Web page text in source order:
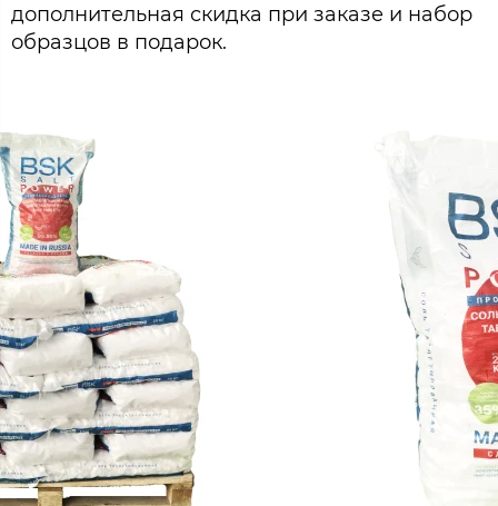
дополнительная скидка при заказе и набор
образцов в подарок.